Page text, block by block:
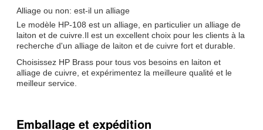
Alliage ou non: est-il un alliage
Le modèle HP-108 est un alliage, en particulier un alliage de
laiton et de cuivre.Il est un excellent choix pour les clients à la
recherche d'un alliage de laiton et de cuivre fort et durable.
Choisissez HP Brass pour tous vos besoins en laiton et
alliage de cuivre, et expérimentez la meilleure qualité et le
meilleur service.
Emballage et expédition